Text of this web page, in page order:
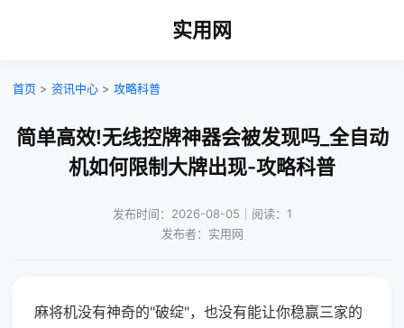
实用网
首页 > 资讯中心 > 攻略科普
简单高效!无线控牌神器会被发现吗_全自动
机如何限制大牌出现-攻略科普
发布时间：2026-08-05｜阅读：1
发布者：实用网
麻将机没有神奇的"破绽"，也没有能让你稳赢三家的